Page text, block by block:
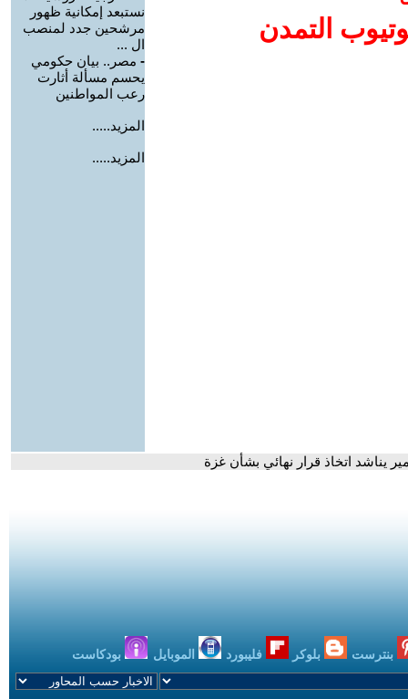
التمدن
نستبعد إمكانية ظهور
مرشحين جدد لمنصب
ال ...
- مصر.. بيان حكومي
يحسم مسألة أثارت
رعب المواطنين
المزيد.....
المزيد.....
يناشد اتخاذ قرار نهائي بشأن غزة
بنترست بلوكر فليبورد الموبايل بودكاست